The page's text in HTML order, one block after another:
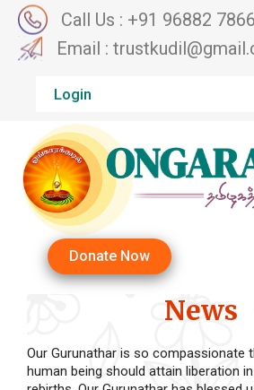
Call Us : +91 96882
Email :
Login
Donate Now
News
Our Gurunathar is so compassionate
human being should attain liberation